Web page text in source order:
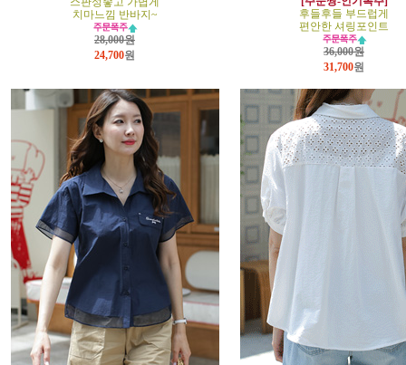
치마느낌 반바지~
28,000원
24,700원
후들후들 부드럽게
편안한 셔링포인트
36,000원
31,700원